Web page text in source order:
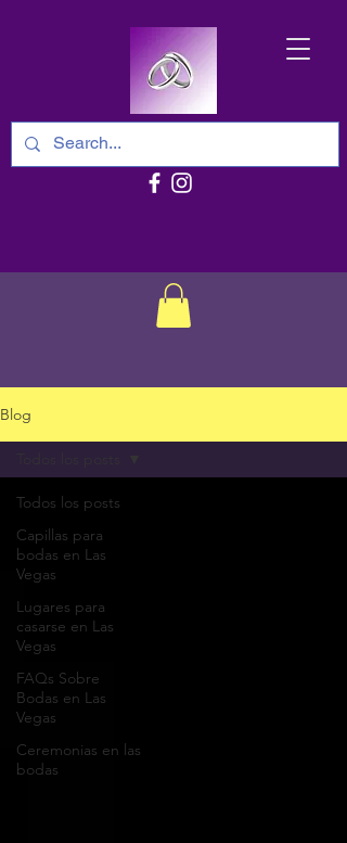
Blog
Todos los posts
Capillas para
bodas en Las
Vegas
Lugares para
casarse en Las
Vegas
FAQs Sobre
Bodas en Las
Vegas
Ceremonias en las
bodas